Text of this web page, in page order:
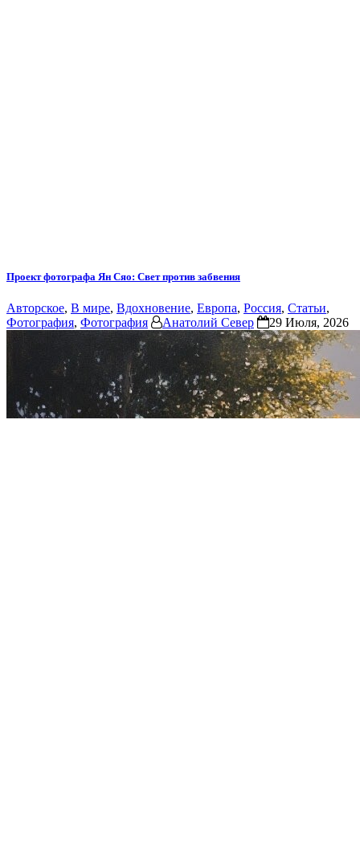
Проект фотографа Ян Сяо: Свет против забвения
Авторское, В мире, Вдохновение, Европа, Россия, Статьи,
Фотография, Фотография Анатолий Север 29 Июля, 2026